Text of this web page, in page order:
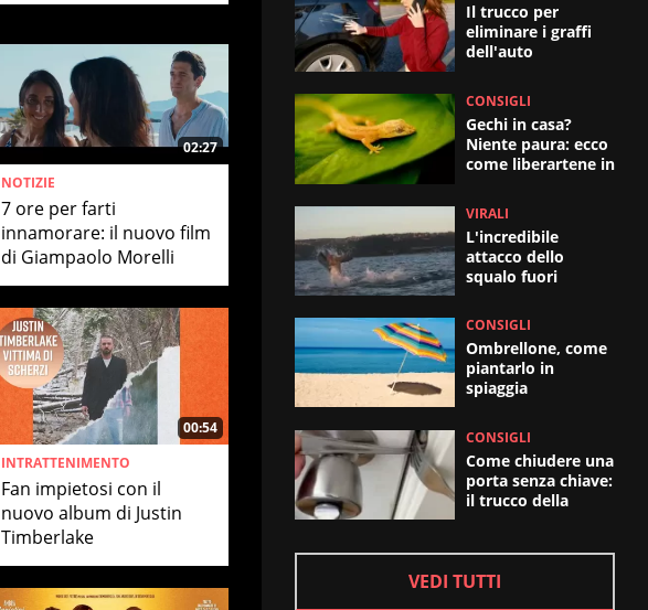
02:27
NOTIZIE
7 ore per farti
innamorare: il nuovo film
di Giampaolo Morelli
00:54
INTRATTENIMENTO
Fan impietosi con il
nuovo album di Justin
Timberlake
Il trucco per
eliminare i graffi
dell'auto
CONSIGLI
Gechi in casa?
Niente paura: ecco
come liberartene in
VIRALI
L'incredibile
attacco dello
squalo fuori
CONSIGLI
Ombrellone, come
piantarlo in
spiaggia
CONSIGLI
Come chiudere una
porta senza chiave:
il trucco della
VEDI TUTTI